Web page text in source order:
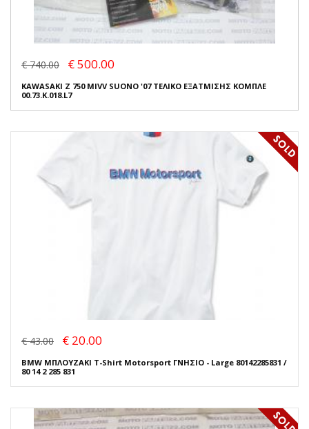
€ 740.00 € 500.00
KAWASAKI Z 750 MIVV SUONO '07 ΤΕΛΙΚΟ ΕΞΑΤΜΙΣΗΣ ΚΟΜΠΛΕ
00.73.K.018.L7
€ 43.00 € 20.00
BMW ΜΠΛΟΥΖΑΚΙ T-Shirt Motorsport ΓΝΗΣΙΟ - Large 80142285831 /
80 14 2 285 831